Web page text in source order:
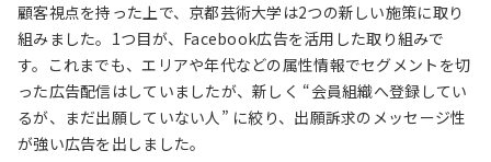
顧客視点を持った上で、京都芸術大学は2つの新しい施策に取り
組みました。1つ目が、Facebook広告を活用した取り組みで
す。これまでも、エリアや年代などの属性情報でセグメントを切
った広告配信はしていましたが、新しく “会員組織へ登録してい
るが、まだ出願していない人” に絞り、出願訴求のメッセージ性
が強い広告を出しました。